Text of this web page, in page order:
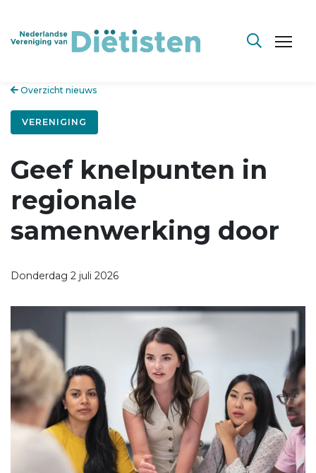
Overzicht nieuws
VERENIGING
Geef knelpunten in
regionale
samenwerking door
Donderdag 2 juli 2026